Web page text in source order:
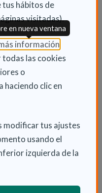
hábitos de
visitadas).
información
todas las cookies
o
haciendo clic en
modificar tus ajustes
usando el
izquierda de la
en nueva ventana
la normativa estatal.
de diciembre, regula
a los que está
la persona
profesional. Las
estas ayudas ya se
45 % y un 140 %